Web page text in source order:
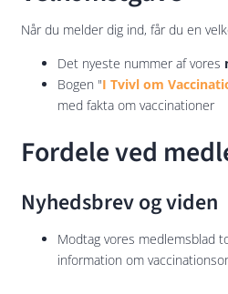
Når du melder dig ind, får du en
Det nyeste nummer af vores
Bogen "I Tvivl om
med fakta om vaccinationer
Fordele ved
Nyhedsbrev og viden
Modtag vores medlemsblad
information om